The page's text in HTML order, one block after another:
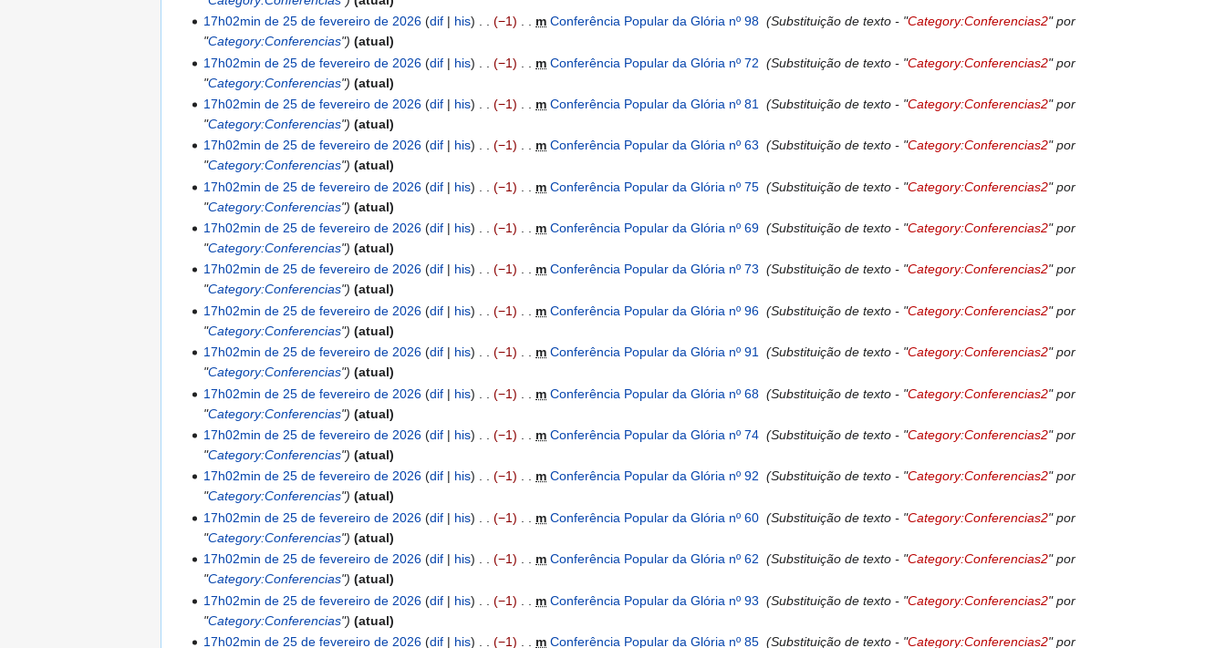
17h02min de 25 de fevereiro de 2026 dif his −1 m Conferência Popular da Glória nº 98 ‎ Substituição de texto - "Category:Conferencias2" por
"Category:Conferencias"
atual
17h02min de 25 de fevereiro de 2026 dif his −1 m Conferência Popular da Glória nº 72 ‎ Substituição de texto - "Category:Conferencias2" por
"Category:Conferencias"
atual
17h02min de 25 de fevereiro de 2026 dif his −1 m Conferência Popular da Glória nº 81 ‎ Substituição de texto - "Category:Conferencias2" por
"Category:Conferencias"
atual
17h02min de 25 de fevereiro de 2026 dif his −1 m Conferência Popular da Glória nº 63 ‎ Substituição de texto - "Category:Conferencias2" por
"Category:Conferencias"
atual
17h02min de 25 de fevereiro de 2026 dif his −1 m Conferência Popular da Glória nº 75 ‎ Substituição de texto - "Category:Conferencias2" por
"Category:Conferencias"
atual
17h02min de 25 de fevereiro de 2026 dif his −1 m Conferência Popular da Glória nº 69 ‎ Substituição de texto - "Category:Conferencias2" por
"Category:Conferencias"
atual
17h02min de 25 de fevereiro de 2026 dif his −1 m Conferência Popular da Glória nº 73 ‎ Substituição de texto - "Category:Conferencias2" por
"Category:Conferencias"
atual
17h02min de 25 de fevereiro de 2026 dif his −1 m Conferência Popular da Glória nº 96 ‎ Substituição de texto - "Category:Conferencias2" por
"Category:Conferencias"
atual
17h02min de 25 de fevereiro de 2026 dif his −1 m Conferência Popular da Glória nº 91 ‎ Substituição de texto - "Category:Conferencias2" por
"Category:Conferencias"
atual
17h02min de 25 de fevereiro de 2026 dif his −1 m Conferência Popular da Glória nº 68 ‎ Substituição de texto - "Category:Conferencias2" por
"Category:Conferencias"
atual
17h02min de 25 de fevereiro de 2026 dif his −1 m Conferência Popular da Glória nº 74 ‎ Substituição de texto - "Category:Conferencias2" por
"Category:Conferencias"
atual
17h02min de 25 de fevereiro de 2026 dif his −1 m Conferência Popular da Glória nº 92 ‎ Substituição de texto - "Category:Conferencias2" por
"Category:Conferencias"
atual
17h02min de 25 de fevereiro de 2026 dif his −1 m Conferência Popular da Glória nº 60 ‎ Substituição de texto - "Category:Conferencias2" por
"Category:Conferencias"
atual
17h02min de 25 de fevereiro de 2026 dif his −1 m Conferência Popular da Glória nº 62 ‎ Substituição de texto - "Category:Conferencias2" por
"Category:Conferencias"
atual
17h02min de 25 de fevereiro de 2026 dif his −1 m Conferência Popular da Glória nº 93 ‎ Substituição de texto - "Category:Conferencias2" por
"Category:Conferencias"
atual
17h02min de 25 de fevereiro de 2026 dif his −1 m Conferência Popular da Glória nº 85 ‎ Substituição de texto - "Category:Conferencias2" por